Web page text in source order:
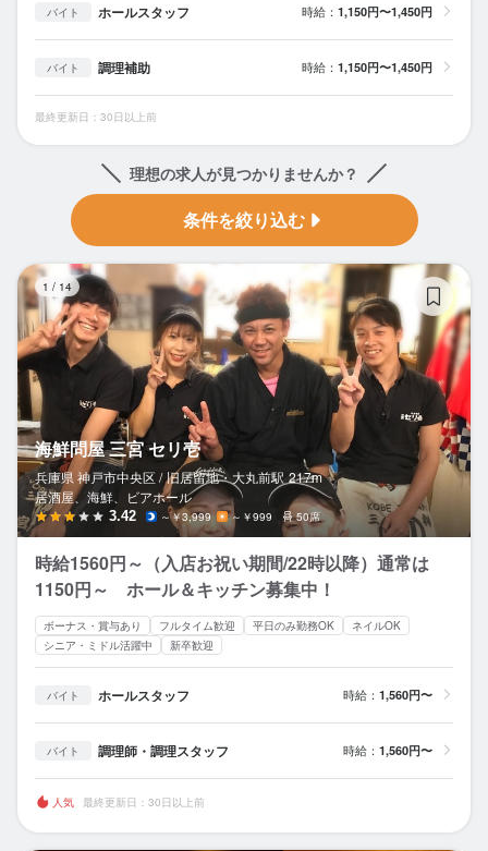
バイト ホールスタッフ 時給： 1,150円〜1,450円
バイト 調理補助 時給： 1,150円〜1,450円
最終更新日：30日以上前
理想の求人が見つかりませんか？
条件を絞り込む
1 / 14
海鮮問屋 三宮 セリ壱
兵庫県 神戸市中央区 / 旧居留地・大丸前駅 217m
居酒屋、海鮮、ビアホール
3.42 ～￥3,999 ～￥999 50席
時給1560円～（入店お祝い期間/22時以降）通常は
1150円～ ホール＆キッチン募集中！
ボーナス・賞与あり フルタイム歓迎 平日のみ勤務OK
ネイルOK
シニア・ミドル活躍中
新卒歓迎
バイト ホールスタッフ 時給： 1,560円〜
バイト 調理師・調理スタッフ 時給： 1,560円〜
人気 最終更新日：30日以上前